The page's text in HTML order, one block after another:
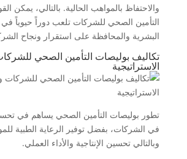
والاحتفاظ بالمواهب الحالية. بالتالي، يمكن
التأمين الصحي للشركات تلعب دوراً حيوياً في
البشرية والمحافظة على استقرار ونجاح
تكاليف بوليصات التأمين الصحي
الاستراتيجية
تطور بوليصات التأمين الصحي يساهم في
في الشركات، بفضل توفير الرعاية الطبية
وبالتالي تحسين الإنتاجية والأداء العملي.